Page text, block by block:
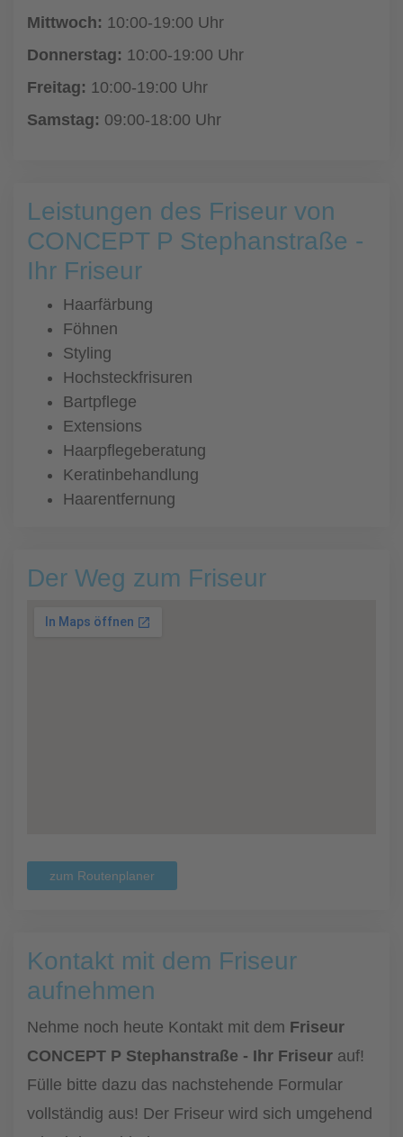
Mittwoch: 10:00-19:00 Uhr
Donnerstag: 10:00-19:00 Uhr
Freitag: 10:00-19:00 Uhr
Samstag: 09:00-18:00 Uhr
Leistungen des Friseur von
CONCEPT P Stephanstraße -
Ihr Friseur
Haarfärbung
Föhnen
Styling
Hochsteckfrisuren
Bartpflege
Extensions
Haarpflegeberatung
Keratinbehandlung
Haarentfernung
Der Weg zum Friseur
zum Routenplaner
Kontakt mit dem Friseur
aufnehmen
Nehme noch heute Kontakt mit dem Friseur
CONCEPT P Stephanstraße - Ihr Friseur auf!
Fülle bitte dazu das nachstehende Formular
vollständig aus! Der Friseur wird sich umgehend